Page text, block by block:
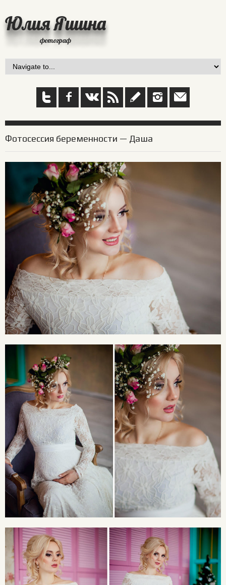
Юлия Яшина
фотограф
Фотосессия беременности — Даша